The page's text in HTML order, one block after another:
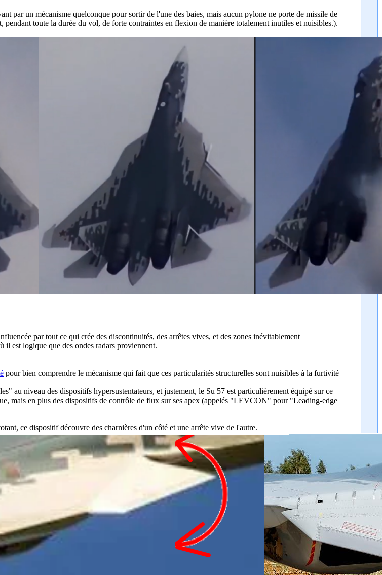
par un mécanisme quelconque pour sortir de l'une des baies, mais aucun pylone ne porte de missile de
pendant toute la durée du vol, de forte contraintes en flexion de manière totalement inutiles et nuisibles.).
par tout ce qui crée des discontinuités, des arrêtes vives, et des zones inévitablement
il est logique que des ondes radars proviennent.
pour bien comprendre le mécanisme qui fait que ces particularités structurelles sont nuisibles à la furtivité
au niveau des dispositifs hypersustentateurs, et justement, le Su 57 est particulièrement équipé sur ce
mais en plus des dispositifs de contrôle de flux sur ses apex (appelés "LEVCON" pour "Leading-edge
ce dispositif découvre des charnières d'un côté et une arrête vive de l'autre.